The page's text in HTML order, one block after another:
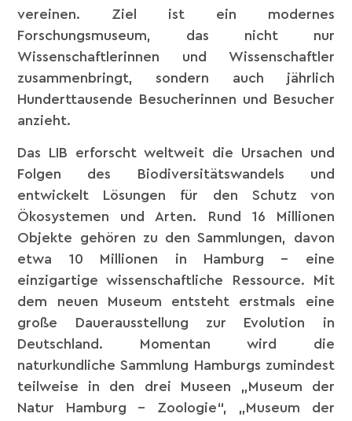
vereinen. Ziel ist ein modernes
Forschungsmuseum, das nicht nur
Wissenschaftlerinnen und Wissenschaftler
zusammenbringt, sondern auch jährlich
Hunderttausende Besucherinnen und Besucher
anzieht.
Das LIB erforscht weltweit die Ursachen und
Folgen des Biodiversitätswandels und
entwickelt Lösungen für den Schutz von
Ökosystemen und Arten. Rund 16 Millionen
Objekte gehören zu den Sammlungen, davon
etwa 10 Millionen in Hamburg – eine
einzigartige wissenschaftliche Ressource. Mit
dem neuen Museum entsteht erstmals eine
große Dauerausstellung zur Evolution in
Deutschland. Momentan wird die
naturkundliche Sammlung Hamburgs zumindest
teilweise in den drei Museen „Museum der
Natur Hamburg – Zoologie“, „Museum der